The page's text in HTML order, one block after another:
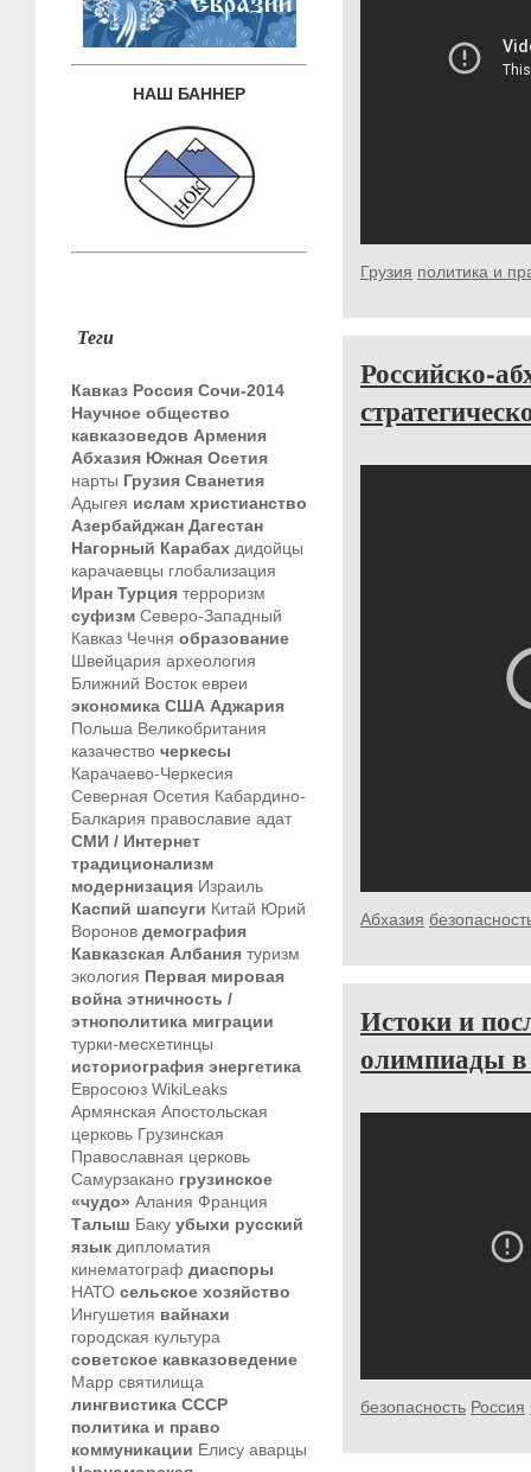
НАШ БАННЕР
Теги
Кавказ Россия Сочи-2014
Научное общество
кавказоведов Армения
Абхазия Южная Осетия
нарты Грузия Сванетия
Адыгея ислам христианство
Азербайджан Дагестан
Нагорный Карабах дидойцы
карачаевцы глобализация
Иран Турция терроризм
суфизм Северо-Западный
Кавказ Чечня образование
Швейцария археология
Ближний Восток евреи
экономика США Аджария
Польша Великобритания
казачество черкесы
Карачаево-Черкесия
Северная Осетия Кабардино-
Балкария православие адат
СМИ / Интернет
традиционализм
модернизация Израиль
Каспий шапсуги Китай Юрий
Воронов демография
Кавказская Албания туризм
экология Первая мировая
война этничность /
этнополитика миграции
турки-месхетинцы
историография энергетика
Евросоюз WikiLeaks
Армянская Апостольская
церковь Грузинская
Православная церковь
Самурзакано грузинское
«чудо» Алания Франция
Талыш Баку убыхи русский
язык дипломатия
кинематограф диаспоры
НАТО сельское хозяйство
Ингушетия вайнахи
городская культура
советское кавказоведение
Марр святилища
лингвистика СССР
политика и право
коммуникации Елису аварцы
Грузия политика и
Российско-
Абхазия
Истоки и
олимпиады
безопасность Россия